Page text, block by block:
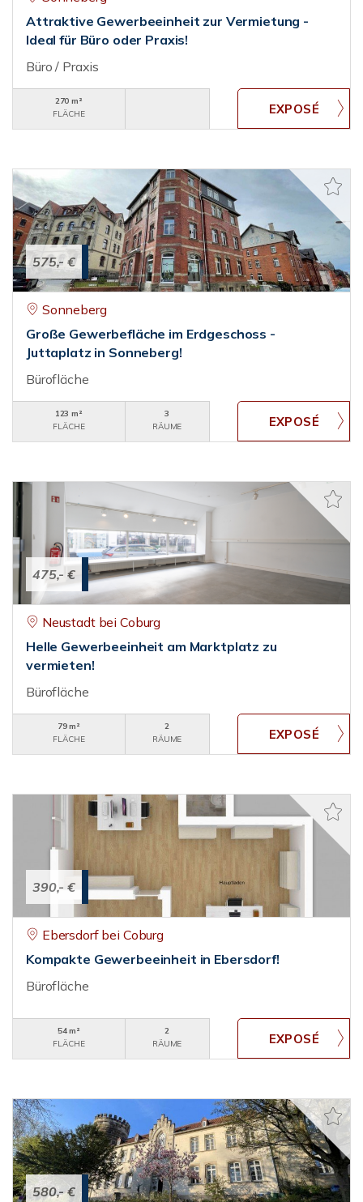
Attraktive Gewerbeeinheit zur Vermietung -
Ideal für Büro oder Praxis!
Büro / Praxis
270 m²
FLÄCHE
575,- €
Sonneberg
Große Gewerbefläche im Erdgeschoss -
Juttaplatz in Sonneberg!
Bürofläche
123 m²
FLÄCHE
3
RÄUME
475,- €
Neustadt bei Coburg
Helle Gewerbeeinheit am Marktplatz zu
vermieten!
Bürofläche
79 m²
FLÄCHE
2
RÄUME
390,- €
Ebersdorf bei Coburg
Kompakte Gewerbeeinheit in Ebersdorf!
Bürofläche
54 m²
FLÄCHE
2
RÄUME
580,- €